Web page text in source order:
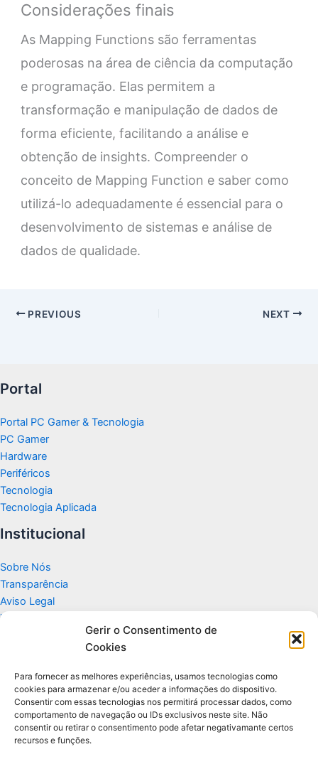
Gerir o Consentimento de
Cookies
Para fornecer as melhores experiências, usamos tecnologias como
cookies para armazenar e/ou aceder a informações do dispositivo.
Consentir com essas tecnologias nos permitirá processar dados, como
comportamento de navegação ou IDs exclusivos neste site. Não
consentir ou retirar o consentimento pode afetar negativamante certos
recursos e funções.
Considerações finais
As Mapping Functions são ferramentas
poderosas na área de ciência da computação
e programação. Elas permitem a
transformação e manipulação de dados de
forma eficiente, facilitando a análise e
obtenção de insights. Compreender o
conceito de Mapping Function e saber como
utilizá-lo adequadamente é essencial para o
desenvolvimento de sistemas e análise de
dados de qualidade.
PREVIOUS NEXT
Portal
Portal PC Gamer & Tecnologia
PC Gamer
Hardware
Periféricos
Tecnologia
Tecnologia Aplicada
Institucional
Sobre Nós
Transparência
Aviso Legal
Termos de Uso
Politicas de Privacidade e Cookies
Apoio
Glossário de Tecnologia
Portal editorial independente sobre tecnologia, PC Gamer e guias